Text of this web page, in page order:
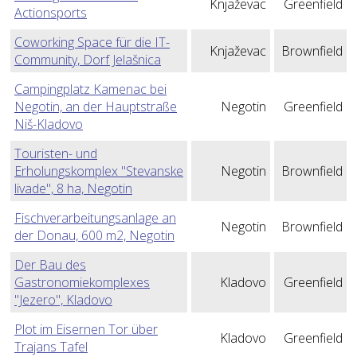
Actionsports
Knjaževac Greenfield
Coworking Space für die IT-
Community, Dorf Jelašnica
Knjaževac Brownfield
Campingplatz Kamenac bei
Negotin, an der Hauptstraße
Niš-Kladovo
Negotin Greenfield
Touristen- und
Erholungskomplex "Stevanske
livade", 8 ha, Negotin
Negotin Brownfield
Fischverarbeitungsanlage an
der Donau, 600 m2, Negotin
Negotin Brownfield
Der Bau des
Gastronomiekomplexes
"Jezero", Kladovo
Kladovo Greenfield
Plot im Eisernen Tor über
Trajans Tafel
Kladovo Greenfield